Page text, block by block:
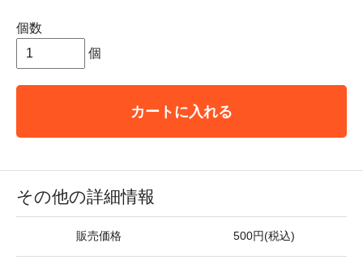
個数
個
カートに入れる
その他の詳細情報
販売価格 500円(税込)